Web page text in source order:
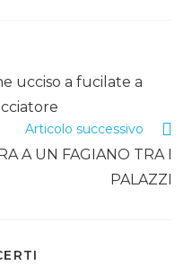
ucciso a fucilate a
Articolo successivo
A UN FAGIANO TRA I
PALAZZI